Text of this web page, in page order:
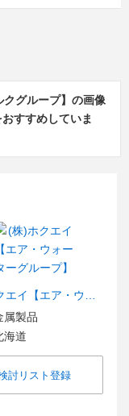
グループ】の画像
すすめしていま
属製品
海道
討リスト登録